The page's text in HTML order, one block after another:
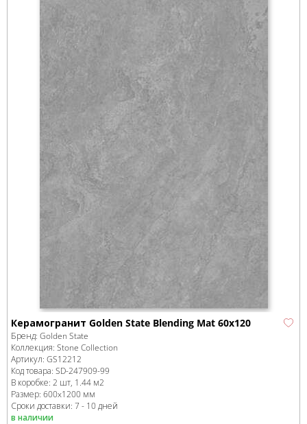
Керамогранит Golden State Blending Mat 60х120
Бренд: Golden State
Коллекция: Stone Collection
Артикул: GS12212
Код товара: SD-247909-99
В коробке: 2 шт, 1.44 м2
Размер: 600x1200 мм
Сроки доставки: 7 - 10 дней
в наличии